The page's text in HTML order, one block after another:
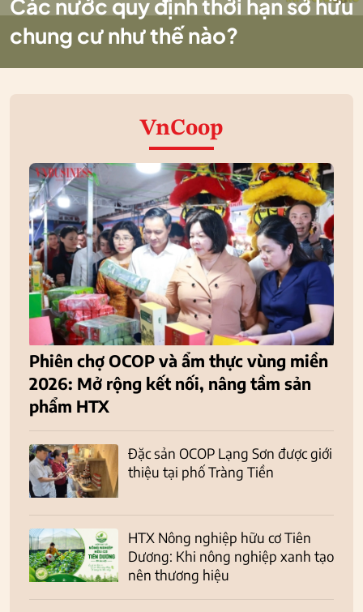
Các nước quy định thời hạn sở hữu
chung cư như thế nào?
VnCoop
Phiên chợ OCOP và ẩm thực vùng miền
2026: Mở rộng kết nối, nâng tầm sản
phẩm HTX
Đặc sản OCOP Lạng Sơn được giới
thiệu tại phố Tràng Tiền
HTX Nông nghiệp hữu cơ Tiên
Dương: Khi nông nghiệp xanh tạo
nên thương hiệu